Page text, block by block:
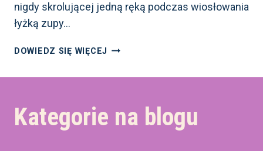
nigdy skrolującej jedną ręką podczas wiosłowania
łyżką zupy…
DOWIEDZ SIĘ WIĘCEJ DOMOWE
EKRANOWE
JAK
Kategorie na blogu